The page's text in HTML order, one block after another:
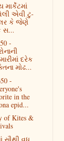
માર્કેટમાં
એવી ટુ-
કે જેણે
-
દરેક
મોઢ...
-
in the
epid...
of Kites &